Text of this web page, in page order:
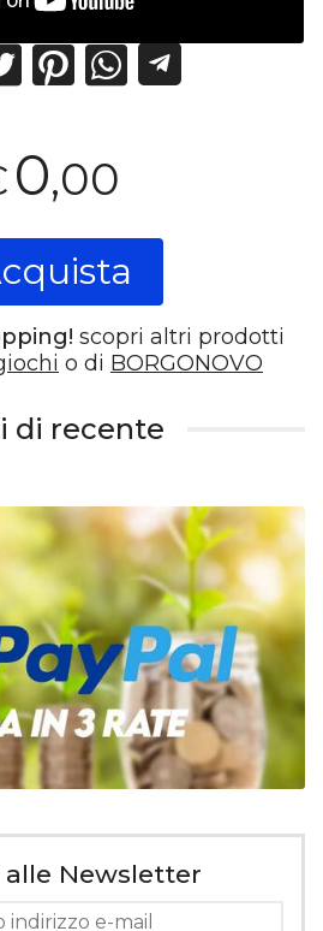
0,00
scopri altri prodotti
o di BORGONOVO
di recente
Newsletter